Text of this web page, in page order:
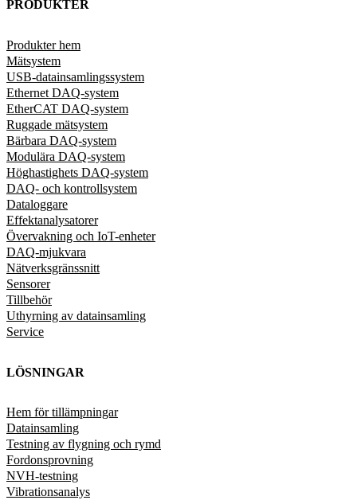
PRODUKTER
Produkter hem
Mätsystem
USB-datainsamlingssystem
Ethernet DAQ-system
EtherCAT DAQ-system
Ruggade mätsystem
Bärbara DAQ-system
Modulära DAQ-system
Höghastighets DAQ-system
DAQ- och kontrollsystem
Dataloggare
Effektanalysatorer
Övervakning och IoT-enheter
DAQ-mjukvara
Nätverksgränssnitt
Sensorer
Tillbehör
Uthyrning av datainsamling
Service
LÖSNINGAR
Hem för tillämpningar
Datainsamling
Testning av flygning och rymd
Fordonsprovning
NVH-testning
Vibrationsanalys